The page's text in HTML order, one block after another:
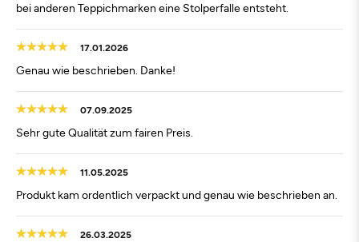
bei anderen Teppichmarken eine Stolperfalle entsteht.
17.01.2026
Genau wie beschrieben. Danke!
07.09.2025
Sehr gute Qualität zum fairen Preis.
11.05.2025
Produkt kam ordentlich verpackt und genau wie beschrieben an.
26.03.2025